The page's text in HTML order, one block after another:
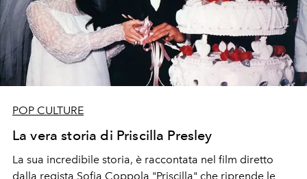
POP CULTURE
La vera storia di Priscilla Presley
La sua incredibile storia, è raccontata nel film diretto
dalla regista Sofia Coppola "Priscilla" che riprende le